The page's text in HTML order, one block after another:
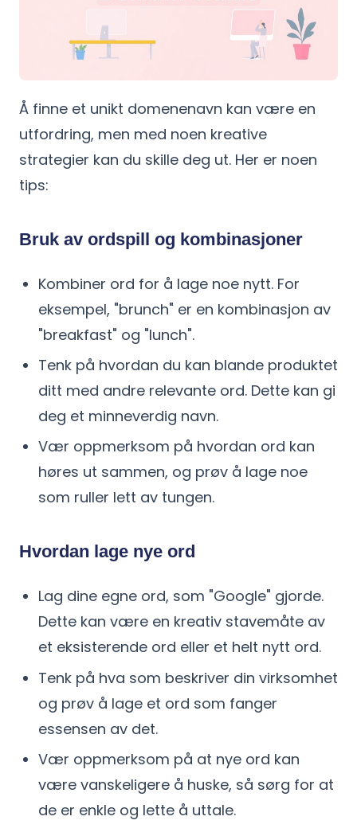
Å finne et unikt domenenavn kan være en
utfordring, men med noen kreative
strategier kan du skille deg ut. Her er noen
tips:
Bruk av ordspill og kombinasjoner
Kombiner ord for å lage noe nytt. For
eksempel, "brunch" er en kombinasjon av
"breakfast" og "lunch".
Tenk på hvordan du kan blande produktet
ditt med andre relevante ord. Dette kan gi
deg et minneverdig navn.
Vær oppmerksom på hvordan ord kan
høres ut sammen, og prøv å lage noe
som ruller lett av tungen.
Hvordan lage nye ord
Lag dine egne ord, som "Google" gjorde.
Dette kan være en kreativ stavemåte av
et eksisterende ord eller et helt nytt ord.
Tenk på hva som beskriver din virksomhet
og prøv å lage et ord som fanger
essensen av det.
Vær oppmerksom på at nye ord kan
være vanskeligere å huske, så sørg for at
de er enkle og lette å uttale.